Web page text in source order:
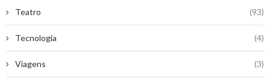
Teatro (93)
Tecnologia (4)
Viagens (3)